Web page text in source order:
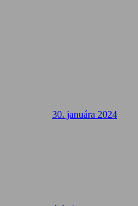
30. januára 2024